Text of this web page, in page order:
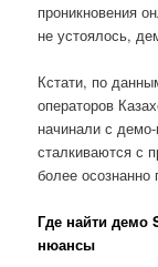
проникновения
не устоялось,
Кстати, по
операторов
начинали с
сталкиваются с
более
Где найти демо
нюансы